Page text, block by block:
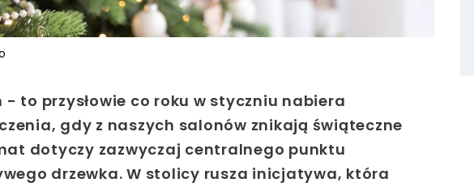
to przysłowie co roku w styczniu nabiera
gdy z naszych salonów znikają świąteczne
dotyczy zazwyczaj centralnego punktu
drzewka. W stolicy rusza inicjatywa, która